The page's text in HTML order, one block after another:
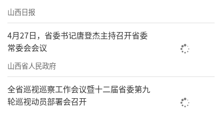
山西日报
4月27日，省委书记唐登杰主持召开省委
常委会会议
山西省人民政府
全省巡视巡察工作会议暨十二届省委第九
轮巡视动员部署会召开